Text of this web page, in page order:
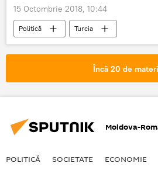
15 Octombrie 2018, 10:44
Politică
Turcia
Emiratele Arabe Unite
Kuweit
prim-ministru
întrevedere
Încă 20 de
Moldova-
POLITICĂ SOCIETATE ECONOMIE